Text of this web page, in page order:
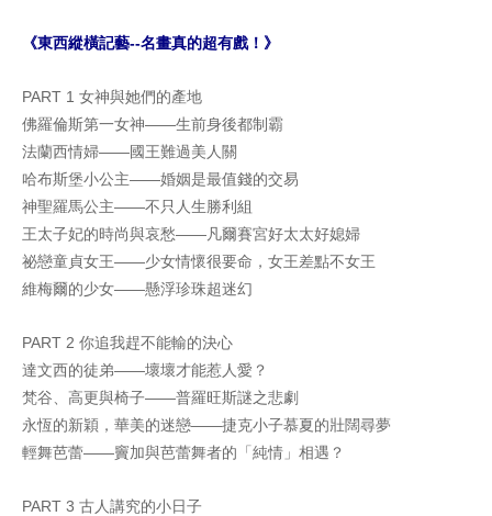
《東西縱橫記藝--名畫真的超有戲！》
PART 1 女神與她們的產地
佛羅倫斯第一女神――生前身後都制霸
法蘭西情婦――國王難過美人關
哈布斯堡小公主――婚姻是最值錢的交易
神聖羅馬公主――不只人生勝利組
王太子妃的時尚與哀愁――凡爾賽宮好太太好媳婦
祕戀童貞女王――少女情懷很要命，女王差點不女王
維梅爾的少女――懸浮珍珠超迷幻
PART 2 你追我趕不能輸的決心
達文西的徒弟――壞壞才能惹人愛？
梵谷、高更與椅子――普羅旺斯謎之悲劇
永恆的新穎，華美的迷戀――捷克小子慕夏的壯闊尋夢
輕舞芭蕾――竇加與芭蕾舞者的「純情」相遇？
PART 3 古人講究的小日子